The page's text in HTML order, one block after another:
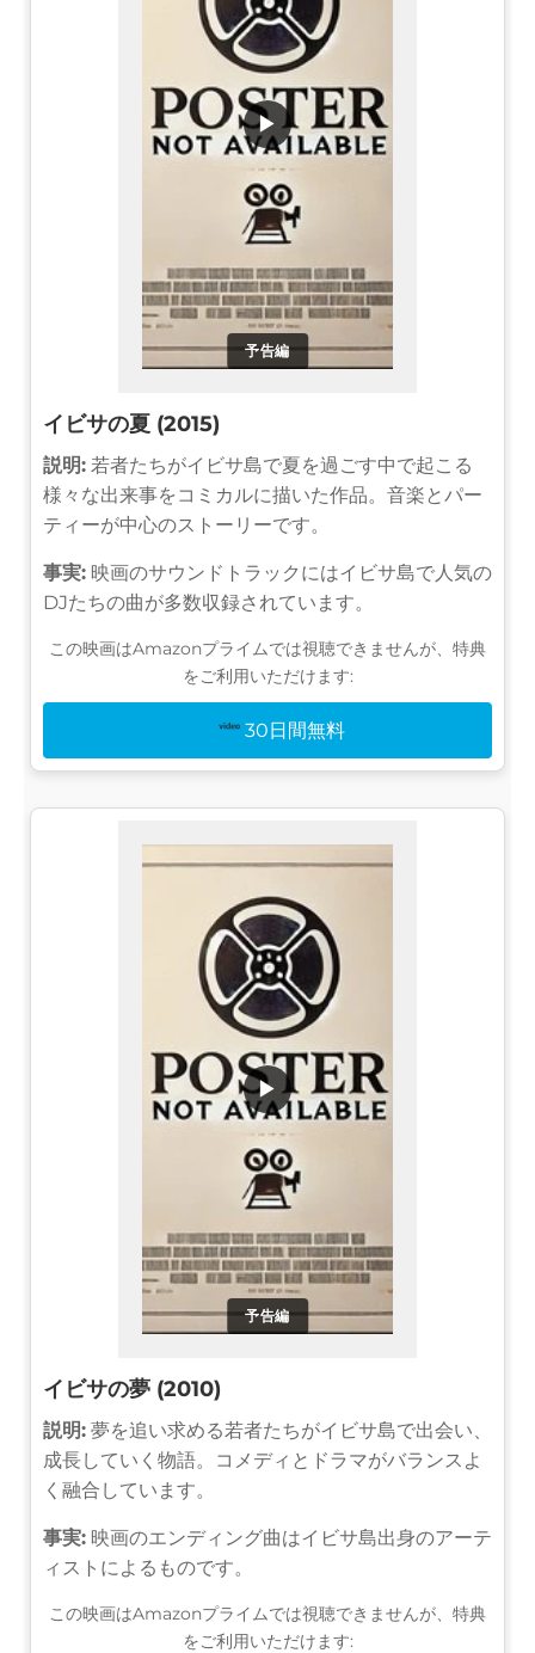
予告編
▶
イビサの夏 (2015)
説明: 若者たちがイビサ島で夏を過ごす中で起こる
様々な出来事をコミカルに描いた作品。音楽とパー
ティーが中心のストーリーです。
事実: 映画のサウンドトラックにはイビサ島で人気の
DJたちの曲が多数収録されています。
この映画はAmazonプライムでは視聴できませんが、特典
をご利用いただけます:
30日間無料
予告編
▶
イビサの夢 (2010)
説明: 夢を追い求める若者たちがイビサ島で出会い、
成長していく物語。コメディとドラマがバランスよ
く融合しています。
事実: 映画のエンディング曲はイビサ島出身のアーテ
ィストによるものです。
この映画はAmazonプライムでは視聴できませんが、特典
をご利用いただけます: